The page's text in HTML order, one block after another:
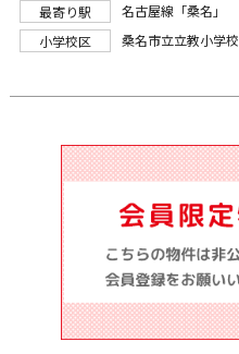
最寄り駅
名古屋線「桑名」
小学校区
桑名市立立教小学校